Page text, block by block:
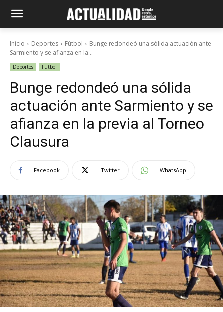
Inicio Deportes Fútbol
Bunge redondeó una sólida actuación ante
Sarmiento y se afianza en la...
Deportes Fútbol
Bunge redondeó una sólida
actuación ante Sarmiento y se
afianza en la previa al Torneo
Clausura
Facebook Twitter WhatsApp